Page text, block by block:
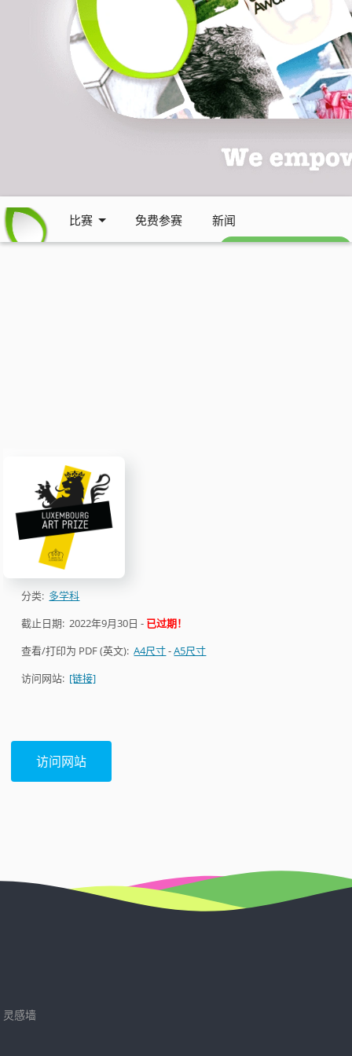
比赛 免费参赛 新闻
免费每周通讯 (英文)
分类: 多学科
截止日期:2022年9月30日 - 已过期！
查看/打印为 PDF (英文):A4尺寸-A5尺寸
访问网站: [链接]
访问网站
灵感墙